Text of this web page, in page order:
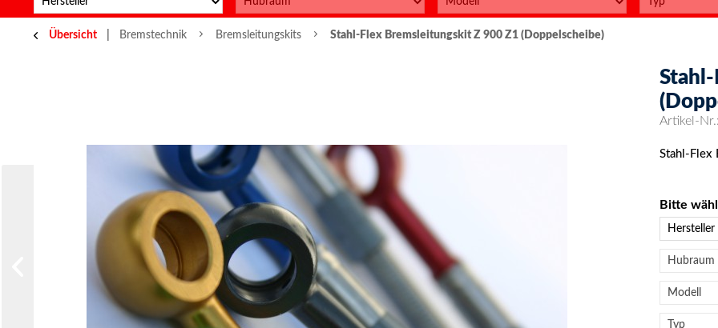
Übersicht Bremstechnik Bremsleitungskits Stahl-Flex Bremsleitungskit Z 900 Z1 (Doppelscheibe)
Artikel-
Stahl-Flex
Bitte